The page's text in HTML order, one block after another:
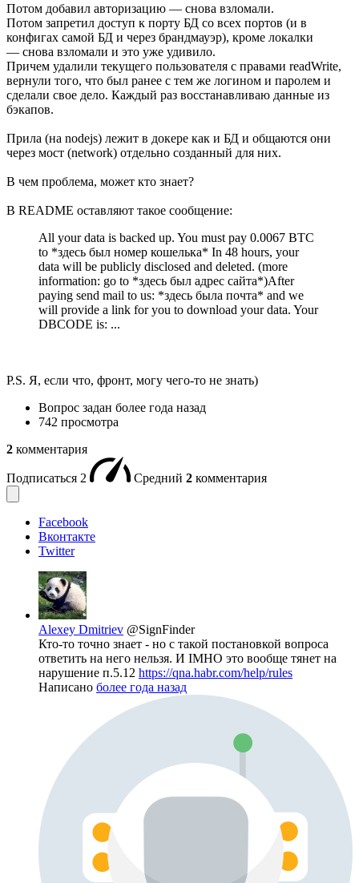
Потом добавил авторизацию — снова взломали.
Потом запретил доступ к порту БД со всех портов (и в
конфигах самой БД и через брандмауэр), кроме локалки
— снова взломали и это уже удивило.
Причем удалили текущего пользователя с правами readWrite,
вернули того, что был ранее с тем же логином и паролем и
сделали свое дело. Каждый раз восстанавливаю данные из
бэкапов.
Прила (на nodejs) лежит в докере как и БД и общаются они
через мост (network) отдельно созданный для них.
В чем проблема, может кто знает?
В README оставляют такое сообщение:
All your data is backed up. You must pay 0.0067 BTC
to *здесь был номер кошелька* In 48 hours, your
data will be publicly disclosed and deleted. (more
information: go to *здесь был адрес сайта*)After
paying send mail to us: *здесь была почта* and we
will provide a link for you to download your data. Your
DBCODE is: ...
P.S. Я, если что, фронт, могу чего-то не знать)
Вопрос задан более года назад
742 просмотра
2 комментария
Подписаться 2 Средний 2 комментария
Facebook
Вконтакте
Twitter
Alexey Dmitriev @SignFinder
Кто-то точно знает - но с такой постановкой вопроса
ответить на него нельзя. И IMHO это вообще тянет на
нарушение п.5.12 https://qna.habr.com/help/rules
Написано более года назад